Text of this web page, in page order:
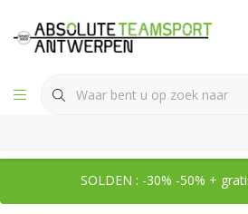
SOLDEN : -30% -50% +